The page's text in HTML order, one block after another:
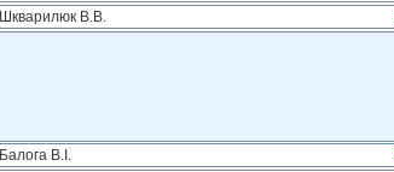
Шкварилюк В.В.
Балога В.І.